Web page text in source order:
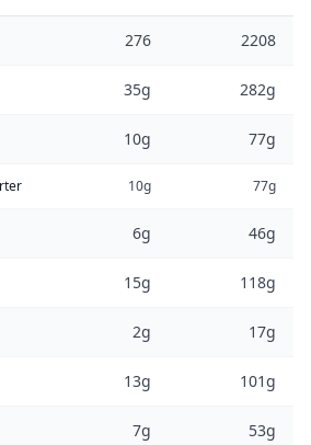
276 2208
35g 282g
10g 77g
10g 77g
6g 46g
15g 118g
2g 17g
13g 101g
7g 53g